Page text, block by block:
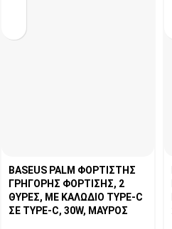
BASEUS PALM ΦΟΡΤΙΣΤΗΣ
ΓΡΗΓΟΡΗΣ ΦΟΡΤΙΣΗΣ, 2
ΘΥΡΕΣ, ΜΕ ΚΑΛΩΔΙΟ TYPE-C
ΣΕ TYPE-C, 30W, ΜΑΥΡΟΣ